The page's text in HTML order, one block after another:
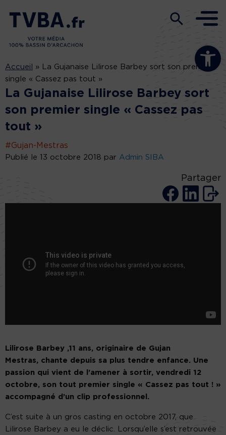
Ouvrir la
Accueil »
La Gujanaise Lilirose Barbey sort son premier
single « Cassez pas tout »
La Gujanaise Lilirose Barbey sort
son premier single « Cassez pas
tout »
#Gujan-Mestras
Publié le 13 octobre 2018 par Admin SIBA
Partager
Lilirose Barbey ,11 ans, originaire de Gujan
Mestras, chante depuis sa plus tendre enfance. Une
passion qui vient de l’amener à sortir, vendredi 12
octobre, son tout premier single « Cassez pas tout ! »
accompagné d’un clip professionnel.
C’est suite à un gros casting en octobre 2017, que
Lilirose Barbey a eu le déclic. Lorsqu’elle s’est retrouvée